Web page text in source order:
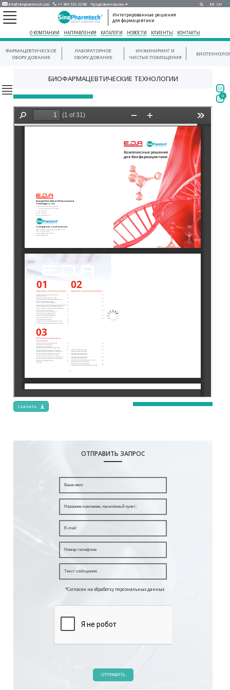
info@sinopharmtech.com +7 495 532 32 88 Представительства ▼ EN CH RU
Интегрированные решения
для фармацевтики
О КОМПАНИИ НАПРАВЛЕНИЯ КАТАЛОГИ НОВОСТИ КЛИЕНТЫ КОНТАКТЫ
ФАРМАЦЕВТИЧЕСКОЕ
ОБОРУДОВАНИЕ
ЛАБОРАТОРНОЕ
ОБОРУДОВАНИЕ
ИНЖИНИРИНГ И
ЧИСТЫЕ ПОМЕЩЕНИЯ
БИОФАРМАЦЕВТИЧЕСКИЕ ТЕХНОЛОГИИ
СКАЧАТЬ
ОТПРАВИТЬ ЗАПРОС
*Согласен на обработку персональных данных
ОТПРАВИТЬ
0